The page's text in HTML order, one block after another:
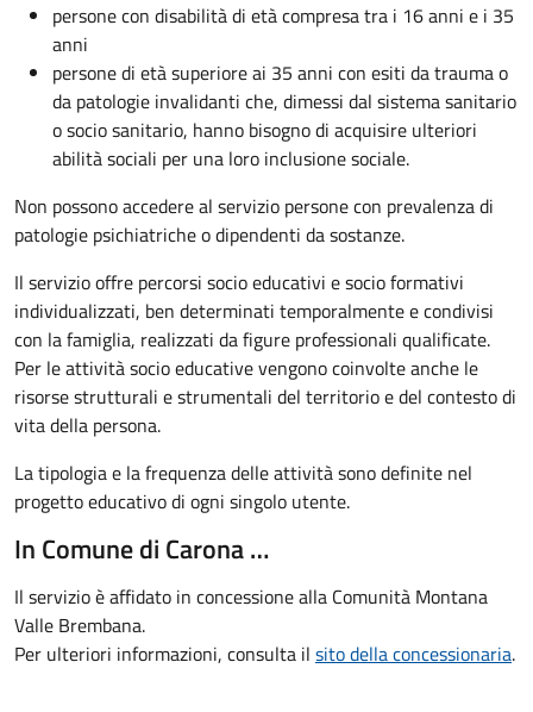
persone con disabilità di età compresa tra i 16 anni e i 35
anni
persone di età superiore ai 35 anni con esiti da trauma o
da patologie invalidanti che, dimessi dal sistema sanitario
o socio sanitario, hanno bisogno di acquisire ulteriori
abilità sociali per una loro inclusione sociale.
Non possono accedere al servizio persone con prevalenza di
patologie psichiatriche o dipendenti da sostanze.
Il servizio offre percorsi socio educativi e socio formativi
individualizzati, ben determinati temporalmente e condivisi
con la famiglia, realizzati da figure professionali qualificate.
Per le attività socio educative vengono coinvolte anche le
risorse strutturali e strumentali del territorio e del contesto di
vita della persona.
La tipologia e la frequenza delle attività sono definite nel
progetto educativo di ogni singolo utente.
In Comune di Carona …
Il servizio è affidato in concessione alla Comunità Montana
Valle Brembana.
Per ulteriori informazioni, consulta il sito della concessionaria.